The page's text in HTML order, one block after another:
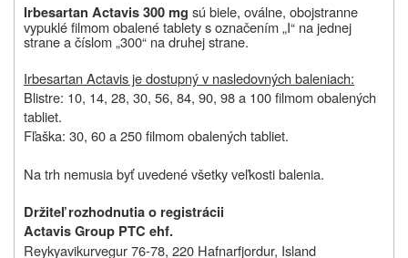
Irbesartan Actavis 300 mg sú biele, oválne, obojstranne
vypuklé filmom obalené tablety s označením „I“ na jednej
strane a číslom „300“ na druhej strane.
Irbesartan Actavis je dostupný v nasledovných baleniach:
Blistre: 10, 14, 28, 30, 56, 84, 90, 98 a 100 filmom obalených
tabliet.
Fľaška: 30, 60 a 250 filmom obalených tabliet.
Na trh nemusia byť uvedené všetky veľkosti balenia.
Držiteľ rozhodnutia o registrácii
Actavis Group PTC ehf.
Reykyavikurvegur 76-78, 220 Hafnarfjordur, Island